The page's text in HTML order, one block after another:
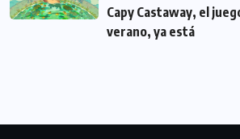
Capy Castaway, el
verano, ya está